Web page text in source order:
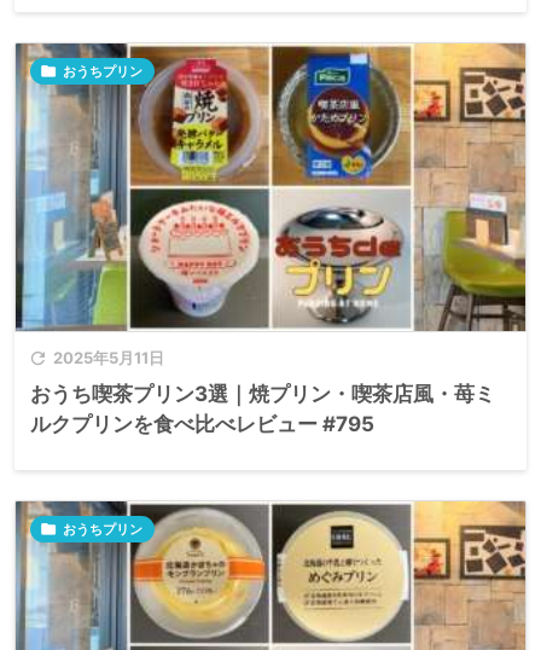
 2025年5月11日
 おうちプリン
おうち喫茶プリン3選｜焼プリン・喫茶店風・苺ミ
ルクプリンを食べ比べレビュー #795
 おうちプリン